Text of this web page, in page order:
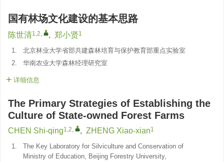
国有林场文化建设的基本思路
陈世清1,2, , 郑小贤1
1.
北京林业大学省部共建森林培育与保护教育部重点实验室
2.
华南农业大学森林经理研究室
详细信息
The Primary Strategies of Establishing the
Culture of State-owned Forest Farms
CHEN Shi-qing1,2, , ZHENG Xiao-xian1
1.
The Key Laboratory for Silviculture and Conservation of
Ministry of Education, Beijing Forestry University,